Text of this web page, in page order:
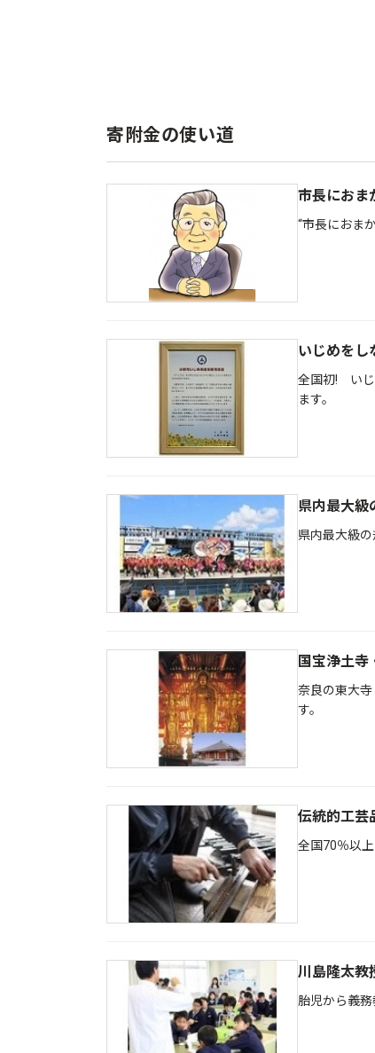
寄附金の使い道
市長におま
“市長におま
いじめをし
全国初! いじ
ます。
県内最大級
県内最大級
国宝浄土寺
奈良の東大
す。
伝統的工芸
全国70％以
川島隆太教
胎児から義務